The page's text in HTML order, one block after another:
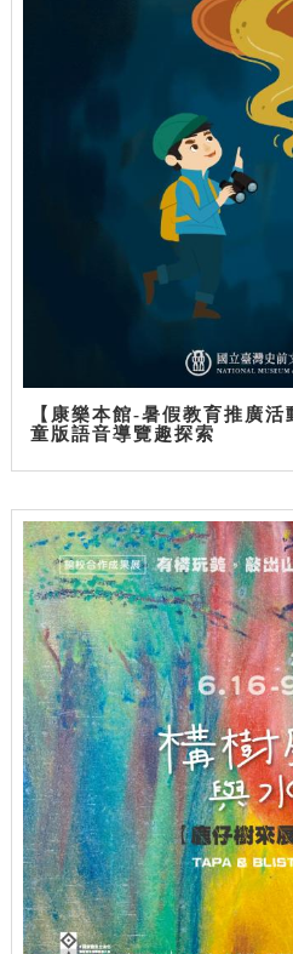
【康樂本館-暑假教育推廣
童版語音導覽趣探索